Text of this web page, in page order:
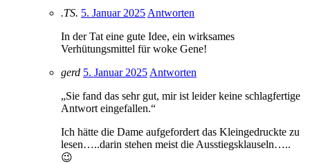
.TS. 5. Januar 2025 Antworten
In der Tat eine gute Idee, ein wirksames
Verhütungsmittel für woke Gene!
gerd 5. Januar 2025 Antworten
„Sie fand das sehr gut, mir ist leider keine schlagfertige
Antwort eingefallen.“
Ich hätte die Dame aufgefordert das Kleingedruckte zu
lesen…..darin stehen meist die Ausstiegsklauseln…..
😉